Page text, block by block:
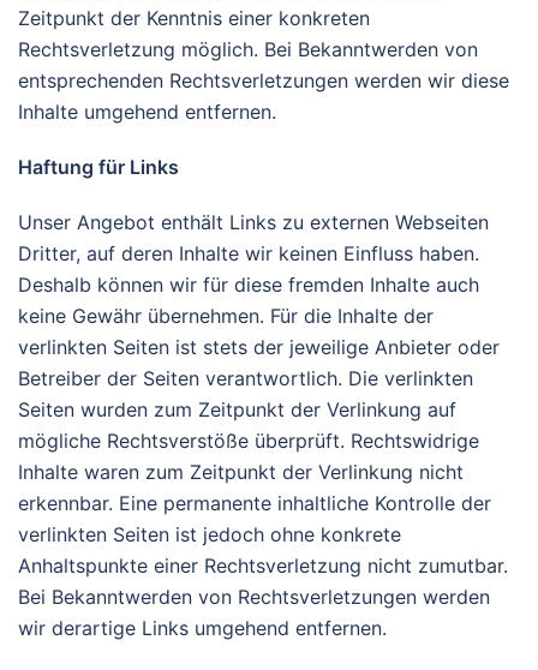
Zeitpunkt der Kenntnis einer konkreten
Rechtsverletzung möglich. Bei Bekanntwerden von
entsprechenden Rechtsverletzungen werden wir diese
Inhalte umgehend entfernen.
Haftung für Links
Unser Angebot enthält Links zu externen Webseiten
Dritter, auf deren Inhalte wir keinen Einfluss haben.
Deshalb können wir für diese fremden Inhalte auch
keine Gewähr übernehmen. Für die Inhalte der
verlinkten Seiten ist stets der jeweilige Anbieter oder
Betreiber der Seiten verantwortlich. Die verlinkten
Seiten wurden zum Zeitpunkt der Verlinkung auf
mögliche Rechtsverstöße überprüft. Rechtswidrige
Inhalte waren zum Zeitpunkt der Verlinkung nicht
erkennbar. Eine permanente inhaltliche Kontrolle der
verlinkten Seiten ist jedoch ohne konkrete
Anhaltspunkte einer Rechtsverletzung nicht zumutbar.
Bei Bekanntwerden von Rechtsverletzungen werden
wir derartige Links umgehend entfernen.